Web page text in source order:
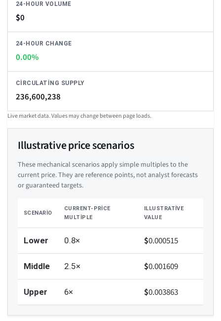
24-HOUR VOLUME
$0
24-HOUR CHANGE
0.00%
CIRCULATING SUPPLY
236,600,238
Live market data. Values may change between page loads.
Illustrative price scenarios
These mechanical scenarios apply simple multiples to the
current price. They are reference points, not analyst forecasts
or guaranteed targets.
SCENARIO
CURRENT-PRICE
MULTIPLE
ILLUSTRATIVE
VALUE
Lower 0.8× $0.000515
Middle 2.5× $0.001609
Upper 6× $0.003863